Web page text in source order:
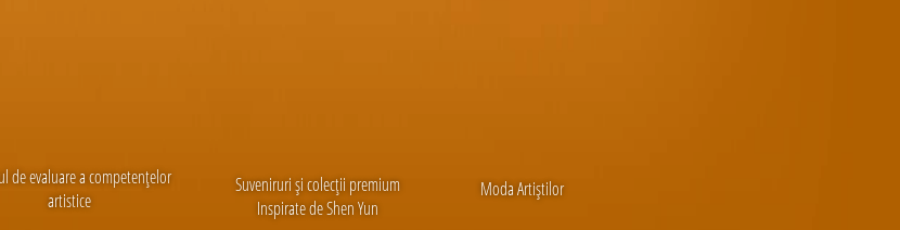
de evaluare a competențelor
artistice
Suveniruri și colecții premium
Inspirate de Shen Yun
Moda Artiștilor